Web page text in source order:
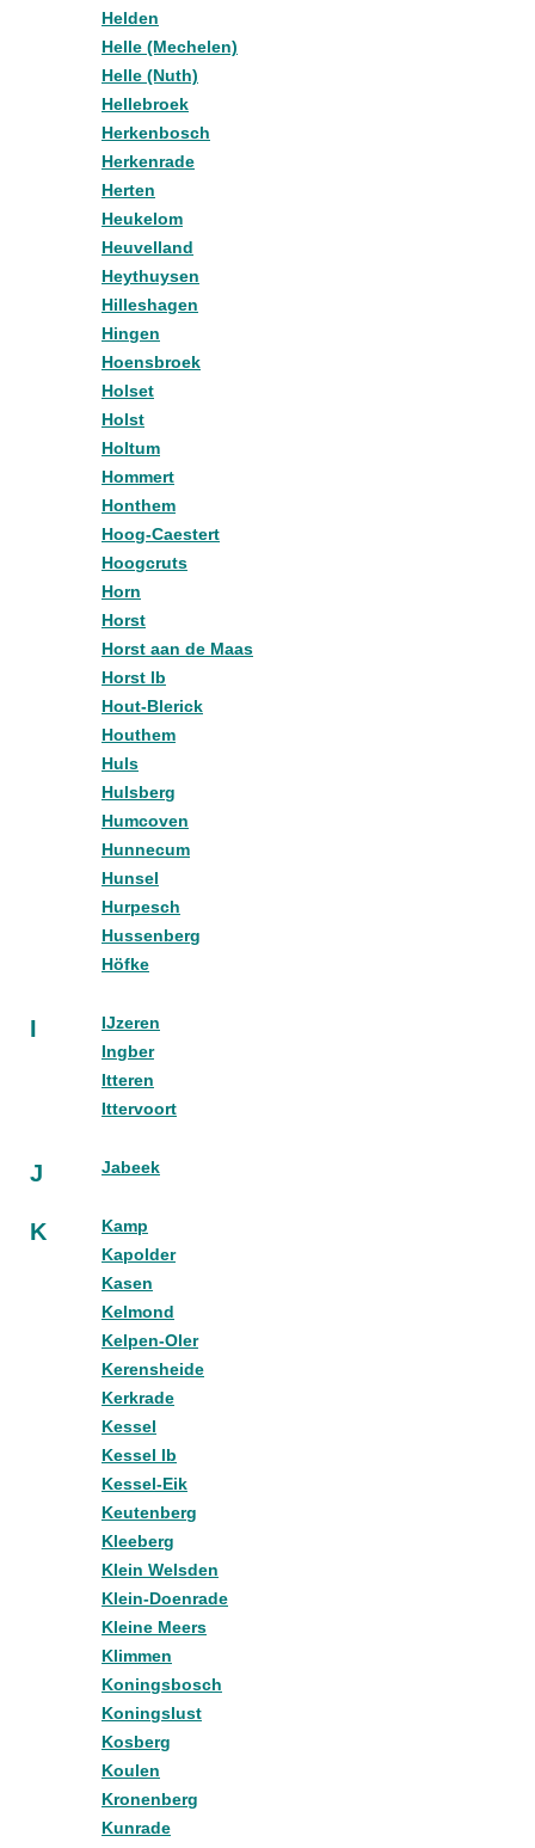
Helden
Helle (Mechelen)
Helle (Nuth)
Hellebroek
Herkenbosch
Herkenrade
Herten
Heukelom
Heuvelland
Heythuysen
Hilleshagen
Hingen
Hoensbroek
Holset
Holst
Holtum
Hommert
Honthem
Hoog-Caestert
Hoogcruts
Horn
Horst
Horst aan de Maas
Horst lb
Hout-Blerick
Houthem
Huls
Hulsberg
Humcoven
Hunnecum
Hunsel
Hurpesch
Hussenberg
Höfke
I
IJzeren
Ingber
Itteren
Ittervoort
J Jabeek
K
Kamp
Kapolder
Kasen
Kelmond
Kelpen-Oler
Kerensheide
Kerkrade
Kessel
Kessel lb
Kessel-Eik
Keutenberg
Kleeberg
Klein Welsden
Klein-Doenrade
Kleine Meers
Klimmen
Koningsbosch
Koningslust
Kosberg
Koulen
Kronenberg
Kunrade